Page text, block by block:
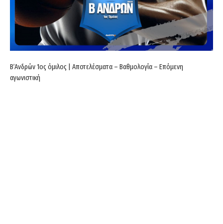
Β΄Ανδρών 1ος όμιλος | Αποτελέσματα – Βαθμολογία – Επόμενη
αγωνιστική